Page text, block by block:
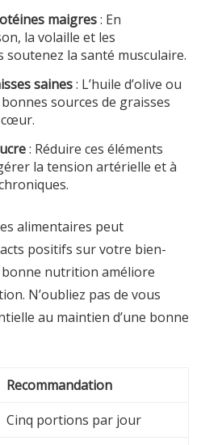
maigres: En
la volaille et les
soutenez la santé musculaire.
saines: L’huile d’olive ou
sources de graisses
: Réduire ces éléments
la tension artérielle et à
alimentaires peut
positifs sur votre bien-
nutrition améliore
N’oubliez pas de vous
au maintien d’une bonne
Recommandation
Cinq portions par jour